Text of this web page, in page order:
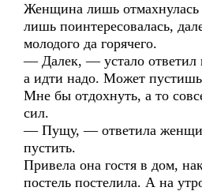
Женщина лишь отмахнулась
лишь поинтересовалась,
молодого да горячего.
— Далек, — устало
а идти надо. Может
Мне бы отдохнуть, а то
сил.
— Пущу, — ответила
пустить.
Привела она гостя в дом,
постель постелила. А на